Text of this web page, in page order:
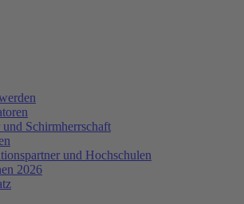
und Schirmherrschaft
und Hochschulen
2026